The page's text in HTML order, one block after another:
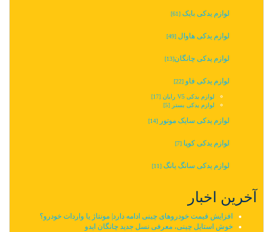
لوازم یدکی بایک [61]
لوازم یدکی هاوال [49]
لوازم یدکی چانگان‬‎[13]
لوازم یدکی فاو [22]
لوازم یدکی V5 رایان [17]
لوازم یدکی بستر [5]
لوازم یدکی سایک موتور [14]
لوازم یدکی کوپا [7]
لوازم یدکی سانگ یانگ [11]
آخرین اخبار
افزایش قیمت خودروهای چینی ادامه دارد| مونتاژ یا واردات خودرو؟
خوش استایل چینی، معرفی نسل جدید چانگان ایدو